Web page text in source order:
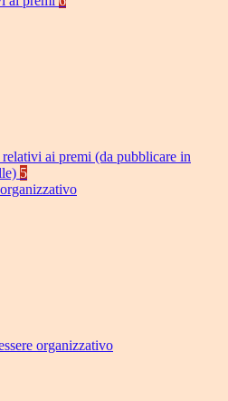
ai premi (da pubblicare in
5
organizzativo